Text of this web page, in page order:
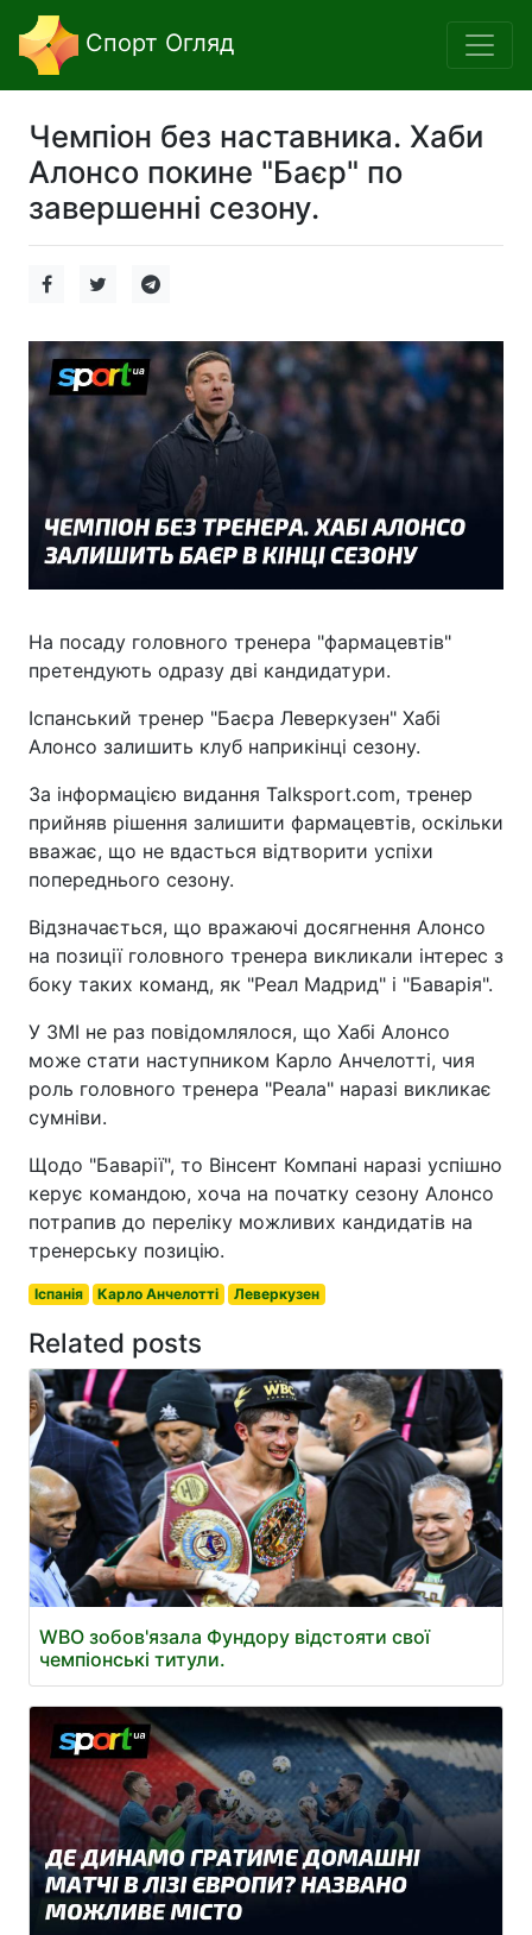
Спорт Огляд
Чемпіон без наставника. Хаби
Алонсо покине "Баєр" по
завершенні сезону.
На посаду головного тренера "фармацевтів"
претендують одразу дві кандидатури.
Іспанський тренер "Баєра Леверкузен" Хабі
Алонсо залишить клуб наприкінці сезону.
За інформацією видання Talksport.com, тренер
прийняв рішення залишити фармацевтів, оскільки
вважає, що не вдасться відтворити успіхи
попереднього сезону.
Відзначається, що вражаючі досягнення Алонсо
на позиції головного тренера викликали інтерес з
боку таких команд, як "Реал Мадрид" і "Баварія".
У ЗМІ не раз повідомлялося, що Хабі Алонсо
може стати наступником Карло Анчелотті, чия
роль головного тренера "Реала" наразі викликає
сумніви.
Щодо "Баварії", то Вінсент Компані наразі успішно
керує командою, хоча на початку сезону Алонсо
потрапив до переліку можливих кандидатів на
тренерську позицію.
Іспанія Карло Анчелотті Леверкузен
Related posts
WBO зобов'язала Фундору відстояти свої
чемпіонські титули.